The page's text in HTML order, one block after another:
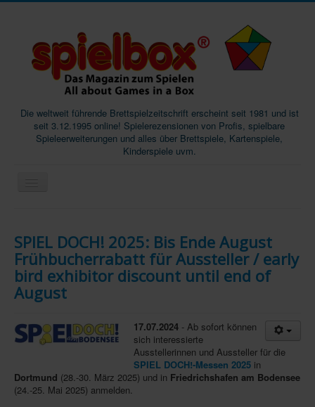
Die weltweit führende Brettspielzeitschrift erscheint seit 1981 und ist
seit 3.12.1995 online! Spielerezensionen von Profis, spielbare
Spieleerweiterungen und alles über Brettspiele, Kartenspiele,
Kinderspiele uvm.
Magazine
Abos/Subscriptions
Podcast
Infos
Download spielbox Special 2025
SPIEL DOCH! 2025: Bis Ende August
Frühbucherrabatt für Aussteller / early
bird exhibitor discount until end of
August
17.07.2024 - Ab sofort können
sich interessierte
Ausstellerinnen und Aussteller für die
SPIEL DOCH!-Messen 2025 in
Dortmund (28.-30. März 2025) und in Friedrichshafen am Bodensee
(24.-25. Mai 2025) anmelden.